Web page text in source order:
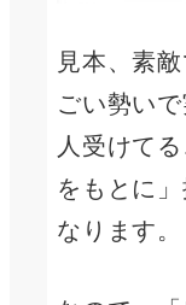
見本、素
ごい勢い
人受けて
をもとに
なります。